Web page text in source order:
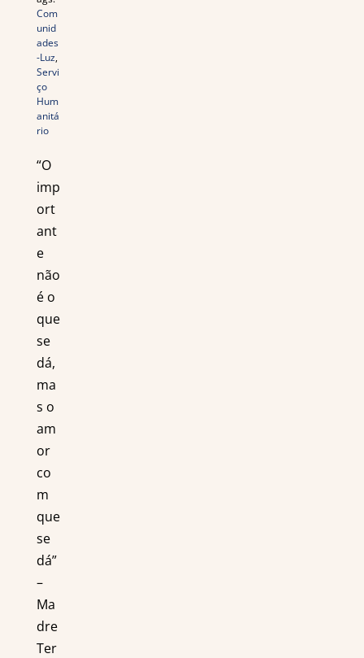
Com
unid
ades
-Luz,
Servi
ço
Hum
anitá
rio
“O
imp
ort
ant
e
não
é o
que
se
dá,
ma
s o
am
or
co
m
que
se
dá”
–
Ma
dre
Ter